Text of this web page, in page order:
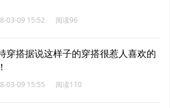
03-09 15:52 阅读96
穿搭据说这样子的穿搭很惹人喜欢的
03-09 15:55 阅读110